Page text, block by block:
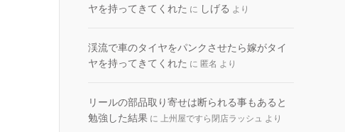
ヤを持ってきてくれた に しげる より
渓流で車のタイヤをパンクさせたら嫁がタイ
ヤを持ってきてくれた に 匿名 より
リールの部品取り寄せは断られる事もあると
勉強した結果 に 上州屋ですら閉店ラッシュ より